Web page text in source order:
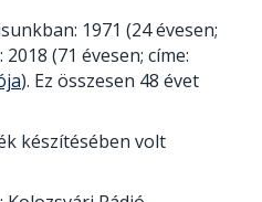
1971 (24 évesen;
2018 (71 évesen; címe:
). Ez összesen 48 évet
készítésében volt